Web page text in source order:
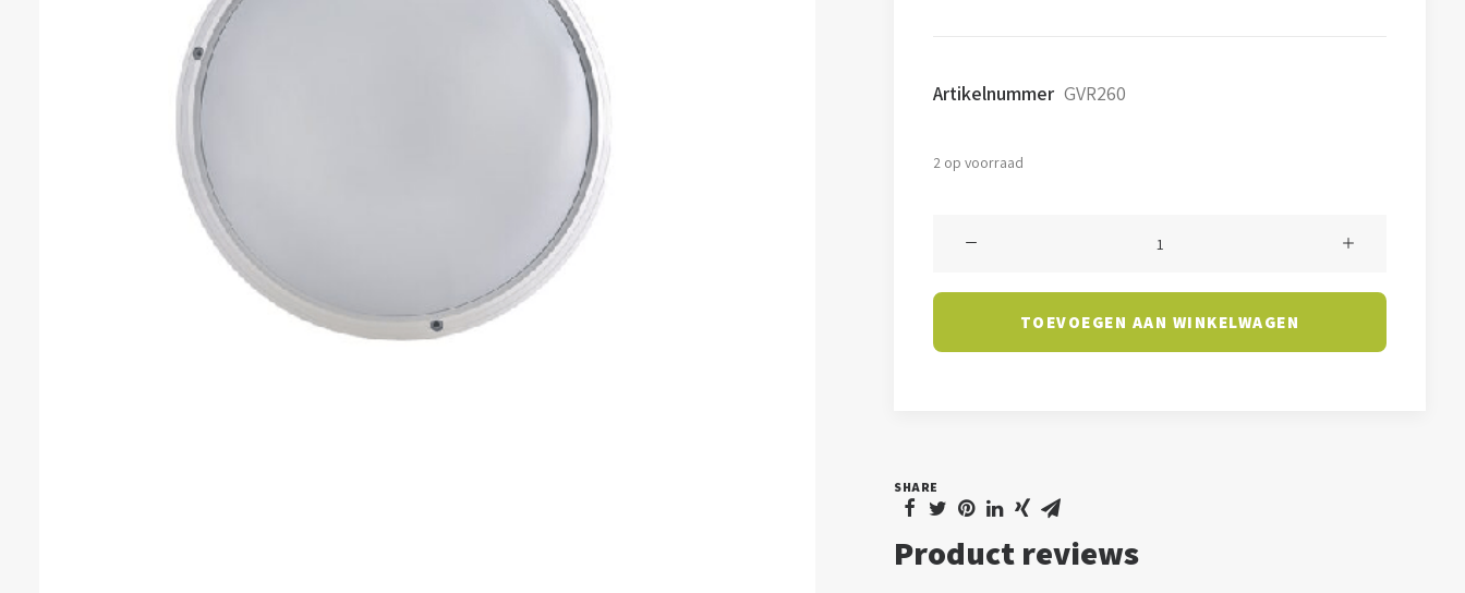
Artikelnummer GVR260
2 op voorraad
aantal
TOEVOEGEN AAN WINKELWAGEN
SHARE
Product reviews